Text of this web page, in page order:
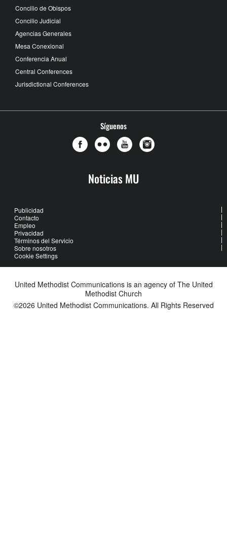
Concilio de Obispos
Concilio Judicial
Agencias Generales
Mesa Conexional
Conferencia Anual
Central Conferences
Jurisdictional Conferences
Síguenos
Noticias MU
Publicidad
Contacto
Empleo
Privacidad
Términos del Servicio
Sobre nosotros
Cookie Settings
United Methodist Communications is an agency of The United
Methodist Church
©2026 United Methodist Communications. All Rights Reserved